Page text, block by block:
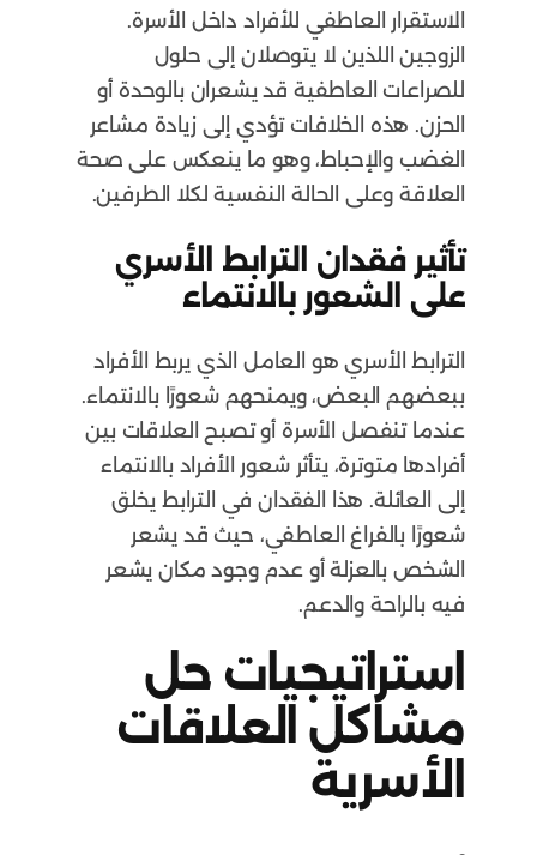
الاستقرار العاطفي للأفراد داخل الأسرة.
الزوجين اللذين لا يتوصلان إلى حلول
للصراعات العاطفية قد يشعران بالوحدة أو
الحزن. هذه الخلافات تؤدي إلى زيادة مشاعر
الغضب والإحباط، وهو ما ينعكس على صحة
العلاقة وعلى الحالة النفسية لكلا الطرفين.
تأثير فقدان الترابط الأسري
على الشعور بالانتماء
الترابط الأسري هو العامل الذي يربط الأفراد
ببعضهم البعض، ويمنحهم شعورًا بالانتماء.
عندما تنفصل الأسرة أو تصبح العلاقات بين
أفرادها متوترة، يتأثر شعور الأفراد بالانتماء
إلى العائلة. هذا الفقدان في الترابط يخلق
شعورًا بالفراغ العاطفي، حيث قد يشعر
الشخص بالعزلة أو عدم وجود مكان يشعر
فيه بالراحة والدعم.
استراتيجيات حل
مشاكل العلاقات
الأسرية